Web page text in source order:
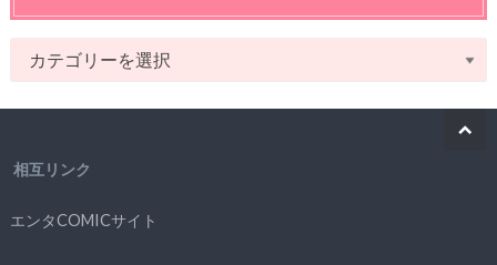
相互リンク
エンタCOMICサイト